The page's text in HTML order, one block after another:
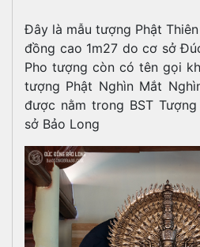
Đây là mẫu tượng Phật
đồng cao 1m27 do cơ sở
Pho tượng còn có tên gọi
tượng Phật Nghìn Mắt
được nằm trong BST
sở Bảo Long